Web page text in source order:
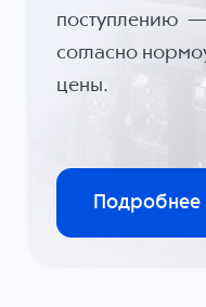
поступлению
согласно
цены.
Подробнее